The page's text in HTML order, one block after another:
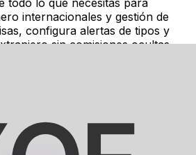
todo lo que necesitas para
internacionales y gestión de
configura alertas de tipos y
sin comisiones ocultas.